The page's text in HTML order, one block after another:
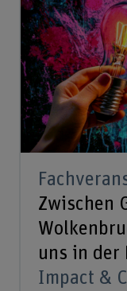
Zwischen
uns in der
Impact &